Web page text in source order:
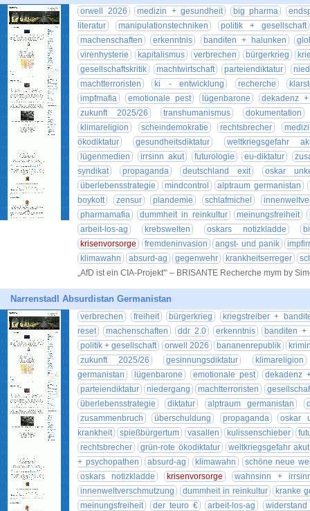
orwell 2026 medizin + gesundheit big pharma
literatur
manipulationstechniken
politik + gesellschaft
machenschaften
erkenntnis banditen + halunken
virenhysterie
kapitalismus verbrechen bürgerkrieg
gesellschaftskritik
machtwirtschaft parteiendiktatur
machtterroristen
ki - entwicklung recherche
impfmafia
emotionale pest lügenbarone
dekadenz
zukunft 2025/26
transhumanismus
dokumentation
klimareligion
scheindemokratie rechtsbrecher
ökodiktatur
gesundheitsdiktatur
weltkriegsgefahr
lügenmedien
irrsinn akut futurologie eu-diktatur
syndikat
propaganda deutschland exit
oskar
überlebensstrategie
mindcontrol alptraum germanistan
boykott
zensur plandemie schlafmichel
pharmamafia
dummheit in reinkultur meinungsfreiheit
arbeit-los-ag
krebswelten oskars notizkladde
krisenvorsorge
fremdeninvasion angst- und panik
klimawahn
absurd-ag gegenwehr krankheitserreger
„AfD ist ein CIA-Projekt'“ – BRISANTE Recherche mym by
Narrenstadl Absurdistan Germanistan
verbrechen freiheit bürgerkrieg
kriegstreiber +
reset
machenschaften ddr 2.0 erkenntnis
banditen +
politik + gesellschaft
orwell 2026 bananenrepublik
zukunft 2025/26
gesinnungsdiktatur
klimareligion
germanistan
lügenbarone emotionale pest
dekadenz
parteiendiktatur
niedergang machtterroristen
überlebensstrategie
diktatur alptraum germanistan
zusammenbruch
überschuldung propaganda
oskar
krankheit
spießbürgertum vasallen kulissenschieber
rechtsbrecher
grün-rote ökodiktatur
weltkriegsgefahr akut
+ psychopathen
absurd-ag klimawahn
schöne neue
oskars notizkladde
krisenvorsorge
wahnsinn +
innenweltverschmutzung
dummheit in reinkultur
kranke
meinungsfreiheit
der teuro € arbeit-los-ag